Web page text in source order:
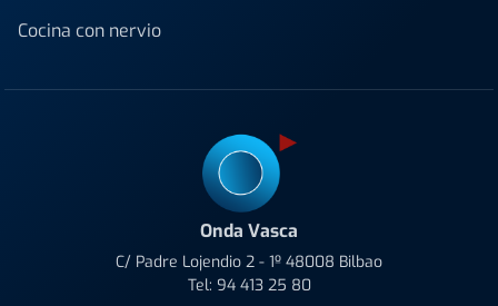
Cocina con nervio
Onda Vasca
C/ Padre Lojendio 2 - 1º 48008 Bilbao
Tel: 94 413 25 80